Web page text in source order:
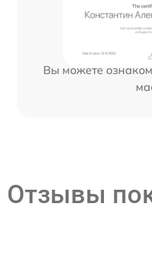
Вы можете
Отзывы